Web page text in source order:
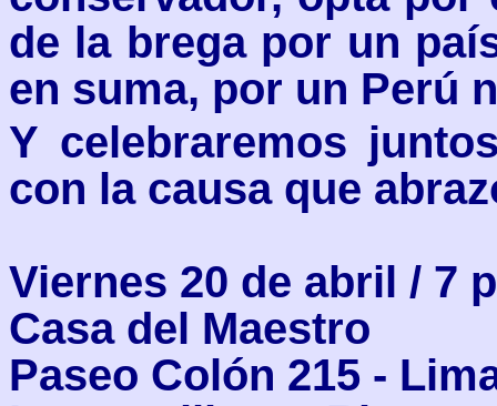
de la brega por un
en suma, por un Perú
Y celebraremos
con la causa que
Viernes 20 de abril / 7
Casa del Maestro
Paseo Colón 215 -